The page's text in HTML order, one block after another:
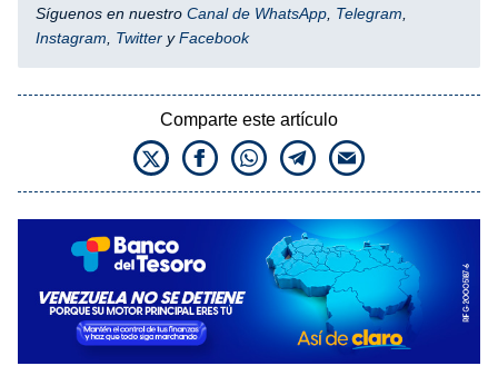
Síguenos en nuestro Canal de WhatsApp, Telegram,
Instagram, Twitter yFacebook
Comparte este artículo